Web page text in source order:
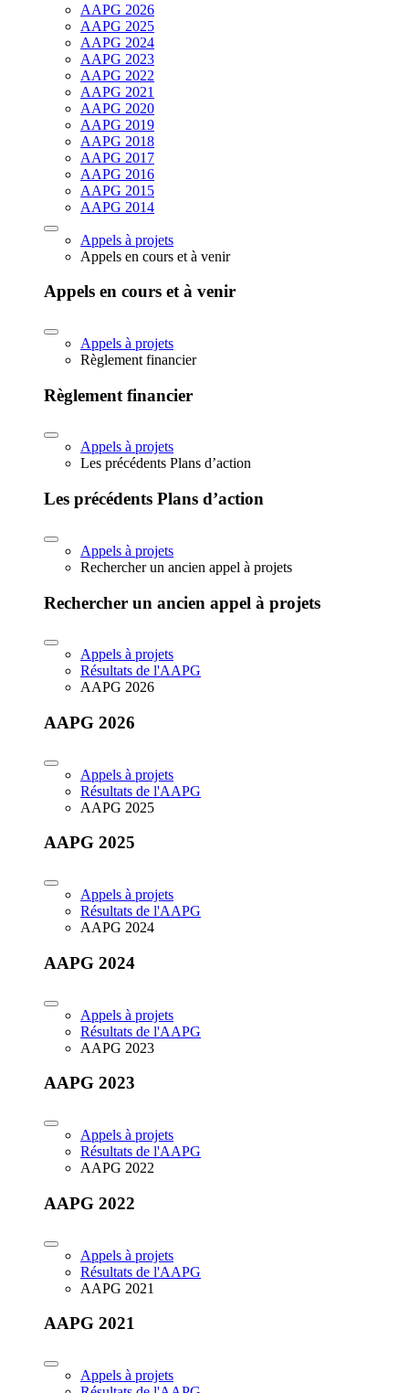
AAPG 2026
AAPG 2025
AAPG 2024
AAPG 2023
AAPG 2022
AAPG 2021
AAPG 2020
AAPG 2019
AAPG 2018
AAPG 2017
AAPG 2016
AAPG 2015
AAPG 2014
Appels à projets
Appels en cours et à venir
Appels en cours et à venir
Appels à projets
Règlement financier
Règlement financier
Appels à projets
Les précédents Plans d’action
Les précédents Plans d’action
Appels à projets
Rechercher un ancien appel à projets
Rechercher un ancien appel à projets
Appels à projets
Résultats de l'AAPG
AAPG 2026
AAPG 2026
Appels à projets
Résultats de l'AAPG
AAPG 2025
AAPG 2025
Appels à projets
Résultats de l'AAPG
AAPG 2024
AAPG 2024
Appels à projets
Résultats de l'AAPG
AAPG 2023
AAPG 2023
Appels à projets
Résultats de l'AAPG
AAPG 2022
AAPG 2022
Appels à projets
Résultats de l'AAPG
AAPG 2021
AAPG 2021
Appels à projets